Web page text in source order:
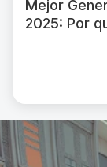
Mejor
2025: Por